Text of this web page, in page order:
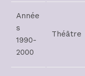
Année
s
1990-
2000
Théâtre